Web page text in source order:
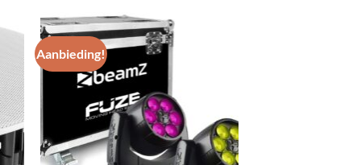
Aanbieding!